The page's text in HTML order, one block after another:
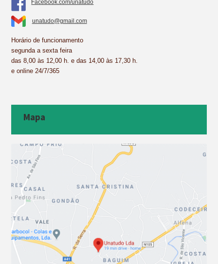
Facebook.com/unatudo
unatudo@gmail.com
Horário de funcionamento
segunda a sexta feira
das 8,00 às 12,00 h. e das 14,00 às 17,30 h.
e online 24/7/365
Mapa